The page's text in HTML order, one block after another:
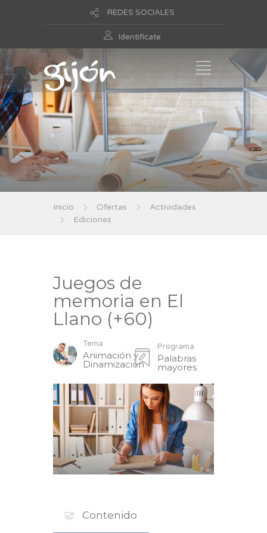
REDES SOCIALES
Identificate
Inicio Ofertas
Actividades
Ediciones
Juegos de
memoria en El
Llano (+60)
Tema
Animación y
Dinamización
Programa
Palabras
mayores
Contenido